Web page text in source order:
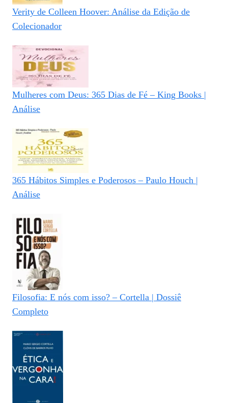
Verity de Colleen Hoover: Análise da Edição de
Colecionador
Mulheres com Deus: 365 Dias de Fé – King Books |
Análise
365 Hábitos Simples e Poderosos – Paulo Houch |
Análise
Filosofia: E nós com isso? – Cortella | Dossiê
Completo